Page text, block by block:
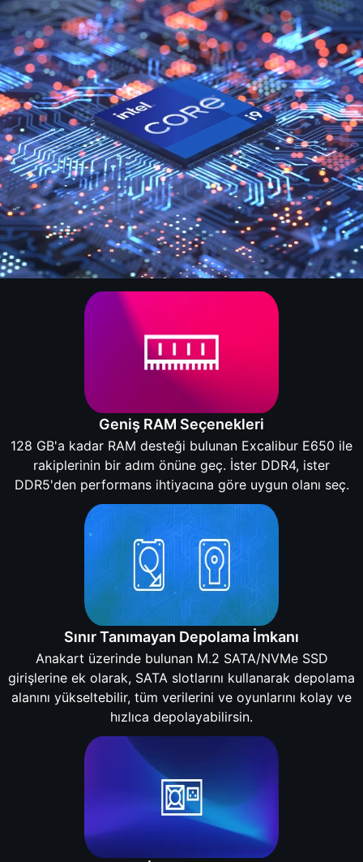
Geniş RAM Seçenekleri
128 GB'a kadar RAM desteği bulunan Excalibur E650 ile
rakiplerinin bir adım önüne geç. İster DDR4, ister
DDR5'den performans ihtiyacına göre uygun olanı seç.
Sınır Tanımayan Depolama İmkanı
Anakart üzerinde bulunan M.2 SATA/NVMe SSD
girişlerine ek olarak, SATA slotlarını kullanarak depolama
alanını yükseltebilir, tüm verilerini ve oyunlarını kolay ve
hızlıca depolayabilirsin.